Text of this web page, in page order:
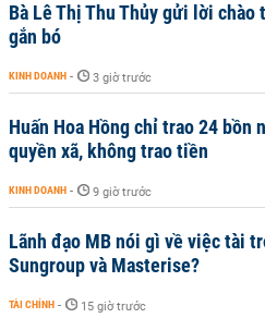
Bà Lê Thị Thu Thủy gửi lời chào
gắn bó
KINH DOANH - 3 giờ trước
Huấn Hoa Hồng chỉ trao 24 bồn
quyền xã, không trao tiền
KINH DOANH - 9 giờ trước
Lãnh đạo MB nói gì về việc tài
Sungroup và Masterise?
TÀI CHÍNH - 15 giờ trước